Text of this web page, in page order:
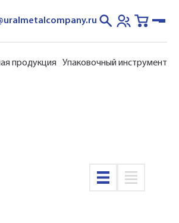
продукция Упаковочный инструмент